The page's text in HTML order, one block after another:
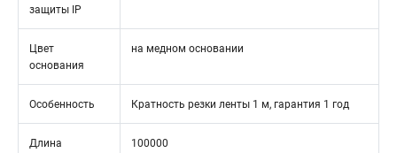
защиты IP
Цвет
основания
на медном основании
Особенность Кратность резки ленты 1 м, гарантия 1 год
Длина
100000